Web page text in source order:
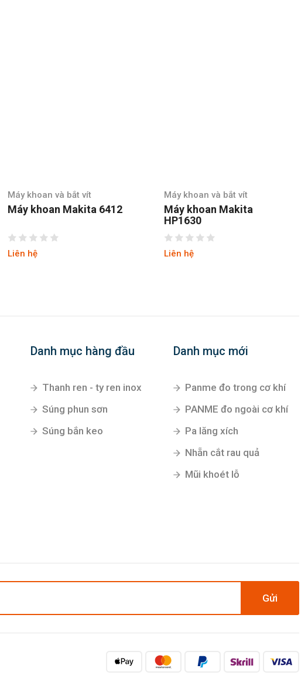
Máy khoan và bắt vít
Máy khoan Makita
Liên hệ
Máy khoan và bắt vít
Máy khoan Makita
HR1830
Liên hệ
Danh mục hàng đầu
Thanh ren - ty ren inox
Súng phun sơn
Súng bắn keo
Danh mục mới
Panme đo trong cơ khí
PANME đo ngoài cơ khí
Pa lăng xích
Nhẵn cắt rau quả
Mũi khoét lỗ
Gửi